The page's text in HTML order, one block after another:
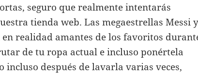
seguro que realmente intentarás
tienda web. Las megaestrellas Messi y
realidad amantes de los favoritos
de tu ropa actual e incluso ponértela
incluso después de lavarla varias veces,